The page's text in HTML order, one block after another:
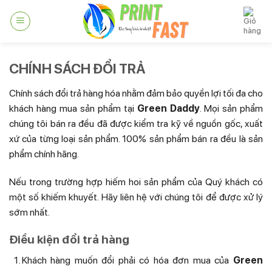
CHÍNH SÁCH ĐỔI TRẢ
Chính sách đổi trả hàng hóa nhằm đảm bảo quyền lợi tối đa cho
khách hàng mua sản phẩm tại Green Daddy. Mọi sản phẩm
chúng tôi bán ra đều đã được kiểm tra kỹ về nguồn gốc, xuất
xứ của từng loại sản phẩm. 100% sản phẩm bán ra đều là sản
phẩm chính hãng.
Nếu trong trường hợp hiếm hoi sản phẩm của Quý khách có
một số khiếm khuyết. Hãy liên hệ với chúng tôi để được xử lý
sớm nhất.
Điều kiện đổi trả hàng
Khách hàng muốn đổi phải có hóa đơn mua của Green